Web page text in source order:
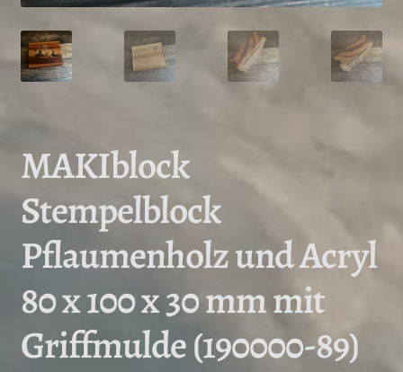
MAKIblock
Stempelblock
Pflaumenholz und Acryl
80 x 100 x 30 mm mit
Griffmulde (190000-89)